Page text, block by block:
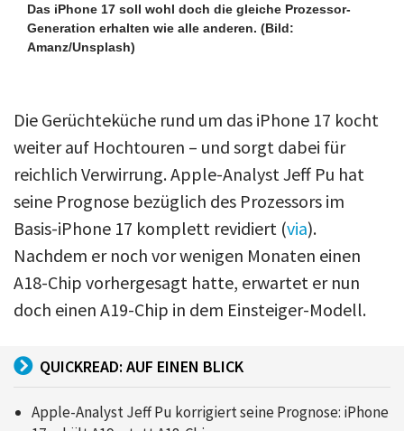
Das iPhone 17 soll wohl doch die gleiche Prozessor-
Generation erhalten wie alle anderen. (Bild:
Amanz/Unsplash)
Die Gerüchteküche rund um das iPhone 17 kocht
weiter auf Hochtouren – und sorgt dabei für
reichlich Verwirrung. Apple-Analyst Jeff Pu hat
seine Prognose bezüglich des Prozessors im
Basis-iPhone 17 komplett revidiert (via).
Nachdem er noch vor wenigen Monaten einen
A18-Chip vorhergesagt hatte, erwartet er nun
doch einen A19-Chip in dem Einsteiger-Modell.
QUICKREAD: AUF EINEN BLICK
Apple-Analyst Jeff Pu korrigiert seine Prognose: iPhone